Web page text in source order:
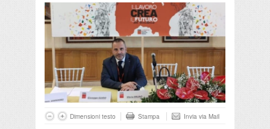
Dimensioni testo Stampa Invia via Mail